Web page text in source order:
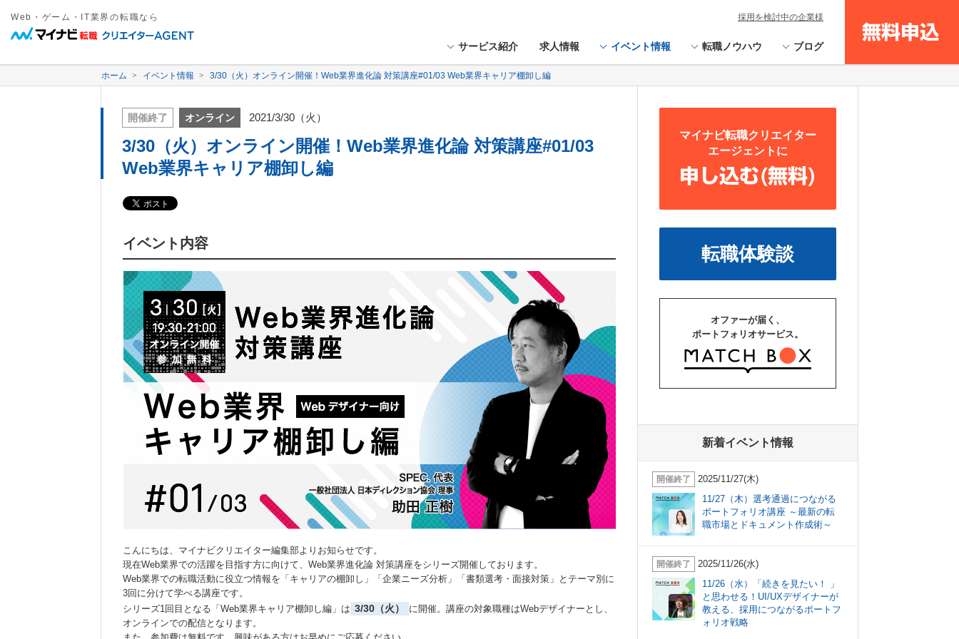
Web・ゲーム・IT業界の転職なら
サービス紹介 求人情報 イベント情報 転職ノウハウ ブログ
無料申込
採用を検討中の企業様
ホーム イベント情報 3/30（火）オンライン開催！Web業界進化論 対策講座#01/03 Web業界キャリア棚卸し編
開催終了 オンライン 2021/3/30（火）
3/30（火）オンライン開催！Web業界進化論 対策講座#01/03
Web業界キャリア棚卸し編
イベント内容
こんにちは、マイナビクリエイター編集部よりお知らせです。
現在Web業界での活躍を目指す方に向けて、Web業界進化論 対策講座をシリーズ開催しております。
Web業界での転職活動に役立つ情報を「キャリアの棚卸し」「企業ニーズ分析」「書類選考・面接対策」とテーマ別に
3回に分けて学べる講座です。
シリーズ1回目となる「Web業界キャリア棚卸し編」は 3/30（火）
に開催。講座の対象職種はWebデザイナーとし、
オンラインでの配信となります。
マイナビ転職クリエイター
エージェントに
申し込む(無料)
転職体験談
オファーが届く、
ポートフォリオサービス。
新着イベント情報
開催終了
2025/11/27(木)
11/27（木）選考通過につながる
ポートフォリオ講座 ～最新の転
職市場とドキュメント作成術～
開催終了
2025/11/26(水)
11/26（水）「続きを見たい！ 」
と思わせる！UI/UXデザイナーが
教える、採用につながるポートフ
ォリオ戦略